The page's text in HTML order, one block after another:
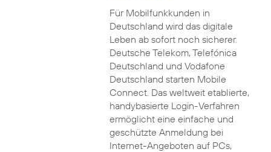
Für Mobilfunkkunden in
Deutschland wird das digitale
Leben ab sofort noch sicherer.
Deutsche Telekom, Telefónica
Deutschland und Vodafone
Deutschland starten Mobile
Connect. Das weltweit etablierte,
handybasierte Login-Verfahren
ermöglicht eine einfache und
geschützte Anmeldung bei
Internet-Angeboten auf PCs,